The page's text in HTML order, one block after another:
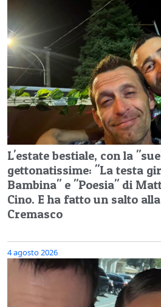
L'estate bestiale, con la
gettonatissime: "La testa
Bambina" e "Poesia" di
Cino. E ha fatto un salto
Cremasco
4 agosto 2026